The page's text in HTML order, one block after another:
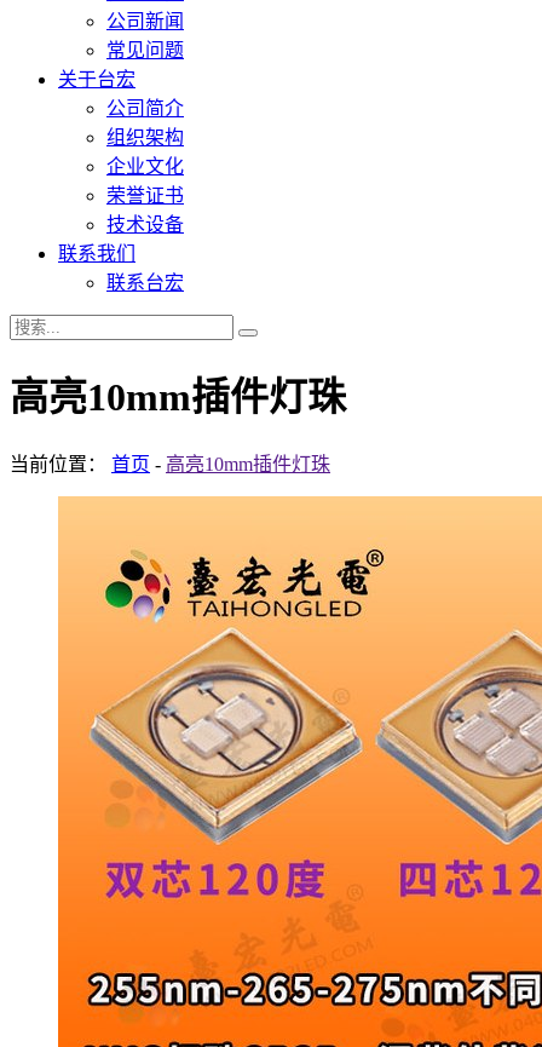
公司新闻
常见问题
关于台宏
公司简介
组织架构
企业文化
荣誉证书
技术设备
联系我们
联系台宏
高亮10mm插件灯珠
当前位置： 首页 - 高亮10mm插件灯珠